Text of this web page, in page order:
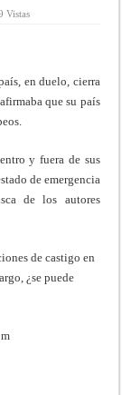
Vistas
en duelo, cierra
que su país
y fuera de sus
de emergencia
de los autores
de castigo en
¿se puede